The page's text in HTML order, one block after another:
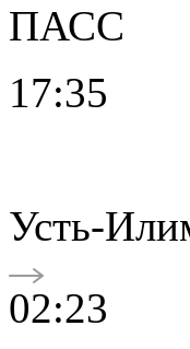
ПАСС
17:35
Усть-
02:23